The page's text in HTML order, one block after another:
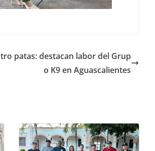
patas: destacan labor del Grup
o K9 en Aguascalientes